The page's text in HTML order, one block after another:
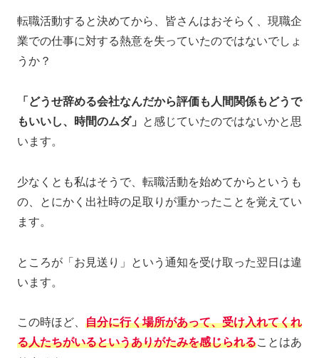
転職活動すると決めてから、皆さんはおそらく、現職企
業での仕事に対する熱意を失っていたのではないでしょ
うか？
「どうせ辞める会社なんだから評価も人間関係もどうで
もいいし、時間のムダ」
と感じていたのではないかと思
います。
少なくとも私はそうで、転職活動を始めてからというも
の、とにかく出社時の足取りが重かったことを覚えてい
ます。
ところが「お見送り」という通知を受け取った翌日は違
います。
この時ほど、 自分に行く場所があって、受け入れてくれ
る人たちがいるというありがたみを感じられることはあ